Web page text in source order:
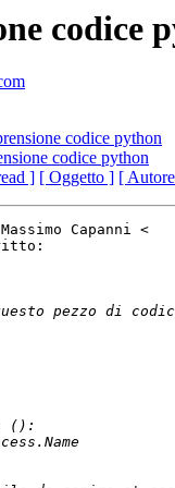
codice
codice python
codice python
] [ Oggetto ] [